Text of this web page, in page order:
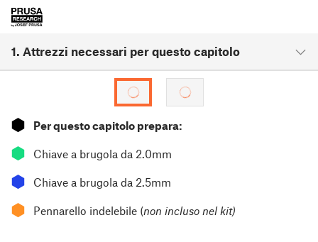
1. Attrezzi necessari per questo capitolo
⬢ Per questo capitolo prepara:
⬢ Chiave a brugola da 2.0mm
⬢ Chiave a brugola da 2.5mm
⬢ Pennarello indelebile (non incluso nel kit)